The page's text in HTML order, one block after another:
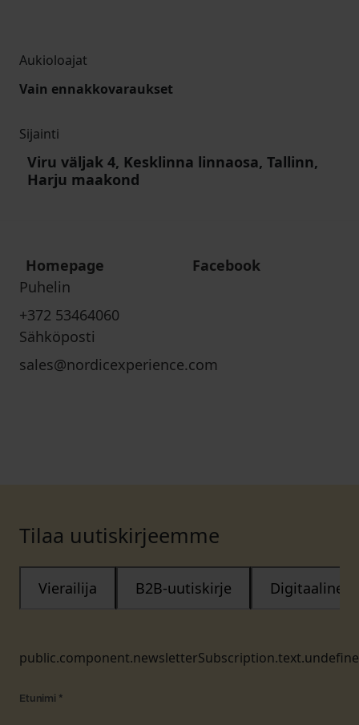
Aukioloajat
Vain ennakkovaraukset
Sijainti
Viru väljak 4, Kesklinna linnaosa, Tallinn,
Harju maakond
Homepage
Facebook
Puhelin
+372 53464060
Sähköposti
sales@nordicexperience.com
Tilaa uutiskirjeemme
Vierailija B2B-uutiskirje Digitaalinen
Etunimi *